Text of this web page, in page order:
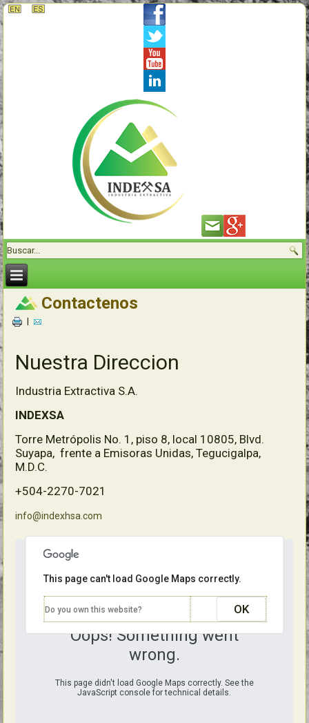
Contactenos
|
Nuestra Direccion
Industria Extractiva S.A.
INDEXSA
Torre Metrópolis No. 1, piso 8, local 10805, Blvd.
Suyapa, frente a Emisoras Unidas, Tegucigalpa,
M.D.C.
+504-2270-7021
info@indexhsa.com
Oops! Something went
wrong.
This page didn't load Google Maps correctly. See the
JavaScript console for technical details.
This page can't load Google Maps correctly.
Do you own this website? OK